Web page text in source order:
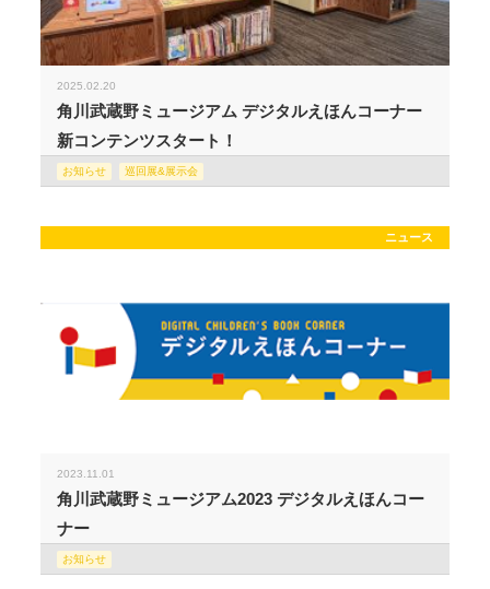
2025.02.20
角川武蔵野ミュージアム デジタルえほんコーナー
新コンテンツスタート！
お知らせ 巡回展&展示会
ニュース
2023.11.01
角川武蔵野ミュージアム2023 デジタルえほんコー
ナー
お知らせ